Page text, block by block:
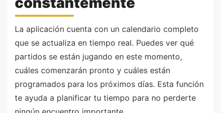
La aplicación cuenta con un calendario completo
que se actualiza en tiempo real. Puedes ver qué
partidos se están jugando en este momento,
cuáles comenzarán pronto y cuáles están
programados para los próximos días. Esta función
te ayuda a planificar tu tiempo para no perderte